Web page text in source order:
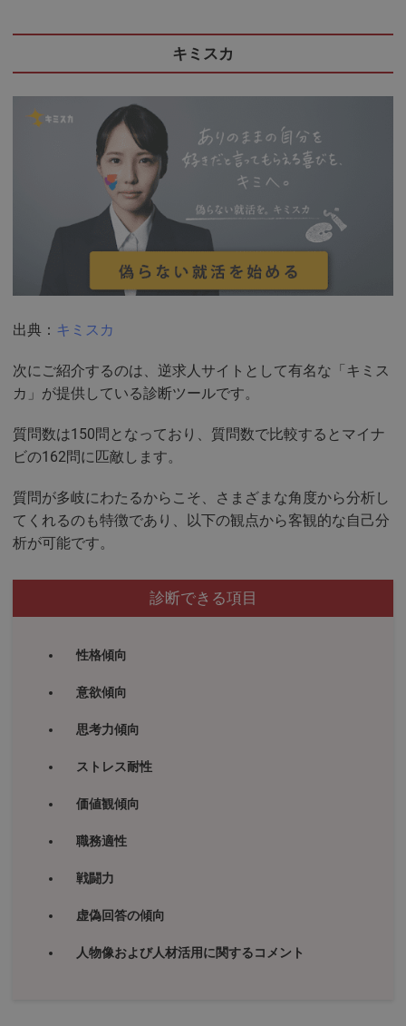
キミスカ
出典： キミスカ
次にご紹介するのは、逆求人サイトとして有名な「キミス
カ」が提供している診断ツールです。
質問数は150問となっており、質問数で比較するとマイナ
ビの162問に匹敵します。
質問が多岐にわたるからこそ、さまざまな角度から分析し
てくれるのも特徴であり、以下の観点から客観的な自己分
析が可能です。
診断できる項目
性格傾向
意欲傾向
思考力傾向
ストレス耐性
価値観傾向
職務適性
戦闘力
虚偽回答の傾向
人物像および人材活用に関するコメント